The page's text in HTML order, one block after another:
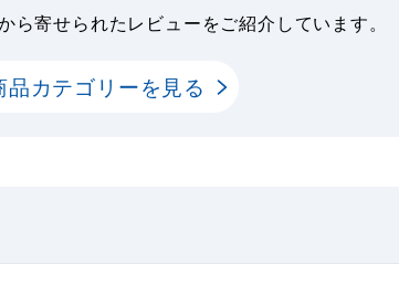
寄せられたレビューをご紹介しています。
品カテゴリーを見る